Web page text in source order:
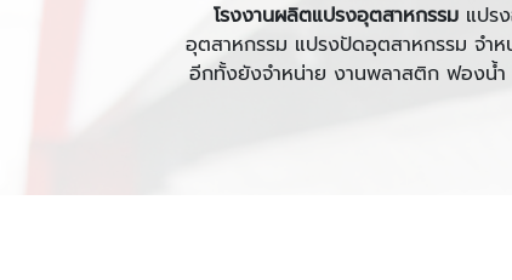
โรงงานผลิตแปรงอุตสาหกรรม แปร
อุตสาหกรรม แปรงปัดอุตสาหกรรม จำ
อีกทั้งยังจำหน่าย งานพลาสติก ฟองน้ำ